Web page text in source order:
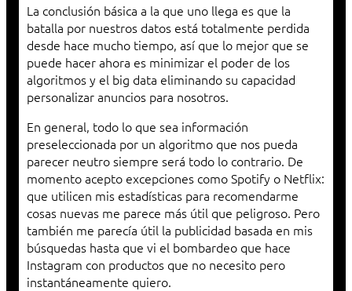
La conclusión básica a la que uno llega es que la
batalla por nuestros datos está totalmente perdida
desde hace mucho tiempo, así que lo mejor que se
puede hacer ahora es minimizar el poder de los
algoritmos y el big data eliminando su capacidad
personalizar anuncios para nosotros.
En general, todo lo que sea información
preseleccionada por un algoritmo que nos pueda
parecer neutro siempre será todo lo contrario. De
momento acepto excepciones como Spotify o Netflix:
que utilicen mis estadísticas para recomendarme
cosas nuevas me parece más útil que peligroso. Pero
también me parecía útil la publicidad basada en mis
búsquedas hasta que vi el bombardeo que hace
Instagram con productos que no necesito pero
instantáneamente quiero.